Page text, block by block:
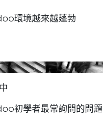
環境越來越蓬勃
初學者最常詢問的問題